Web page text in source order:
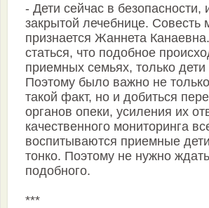
- Дети сейчас в безопасности,
закрытой лечебнице. Совесть
признается Жаннета
статься, что подобное
приемных семьях, только
Поэтому было важно не
такой факт, но и добиться
органов опеки, усиления их
качественного мониторинга
воспитываются приемные
тонко. Поэтому не нужно
подобного.
***